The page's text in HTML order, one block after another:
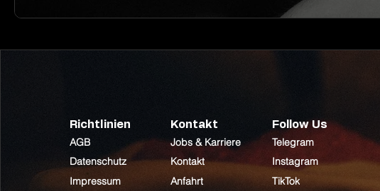
Richtlinien
AGB
Datenschutz
Impressum
Kontakt
Jobs & Karriere
Kontakt
Anfahrt
Follow Us
Telegram
Instagram
TikTok